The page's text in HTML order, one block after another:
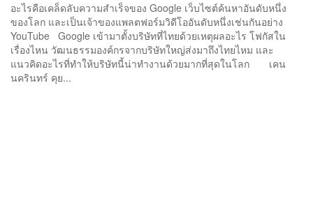
อะไรคือเคล็ดลับความสำเร็จของ Google เว็บไซต์ค้นหาอันดับหนึ่ง
ของโลก และเป็นเจ้าของแพลตฟอร์มวิดีโออันดับหนึ่งเช่นกันอย่าง
YouTube Google เข้ามาตั้งบริษัทที่ไทยด้วยเหตุผลอะไร โฟกัสใน
เรื่องไหน วัฒนธรรมองค์กรจากบริษัทใหญ่ส่งมาถึงไทยไหม และ
แนวคิดอะไรที่ทำให้บริษัทนี้น่าทำงานด้วยมากที่สุดในโลก เคน
นครินทร์ คุย...